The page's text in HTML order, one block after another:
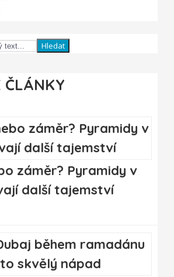
Hledat
ČLÁNKY
záměr? Pyramidy v
další tajemství